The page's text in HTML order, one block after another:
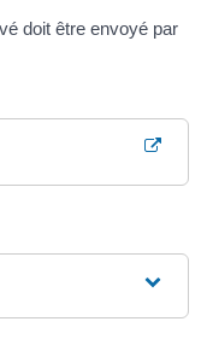
doit être envoyé par